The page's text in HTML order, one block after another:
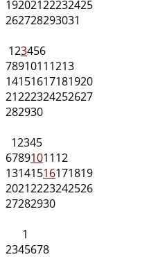
19202122232425
262728293031
123456
78910111213
14151617181920
21222324252627
282930
12345
6789101112
13141516171819
20212223242526
27282930
1
2345678